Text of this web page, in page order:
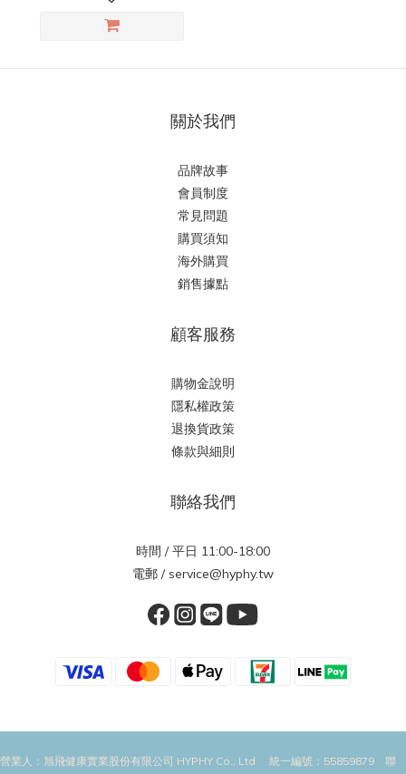
關於我們
品牌故事
會員制度
常見問題
購買須知
海外購買
銷售據點
顧客服務
購物金說明
隱私權政策
退換貨政策
條款與細則
聯絡我們
時間 / 平日 11:00-18:00
電郵 / service@hyphy.tw
營業人：旭飛健康實業股份有限公司 HYPHY Co., Ltd 統一編號：55859879 聯